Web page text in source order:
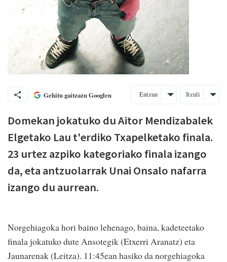
Gehitu gaitzazu Googlen Entzun Itzuli
Domekan jokatuko du Aitor Mendizabalek
Elgetako Lau t'erdiko Txapelketako finala.
23 urtez azpiko kategoriako finala izango
da, eta antzuolarrak Unai Onsalo nafarra
izango du aurrean.
Norgehiagoka hori baino lehenago, baina, kadeteetako
finala jokatuko dute Ansotegik (Etxerri Aranatz) eta
Jaunarenak (Leitza). 11:45ean hasiko da norgehiagoka